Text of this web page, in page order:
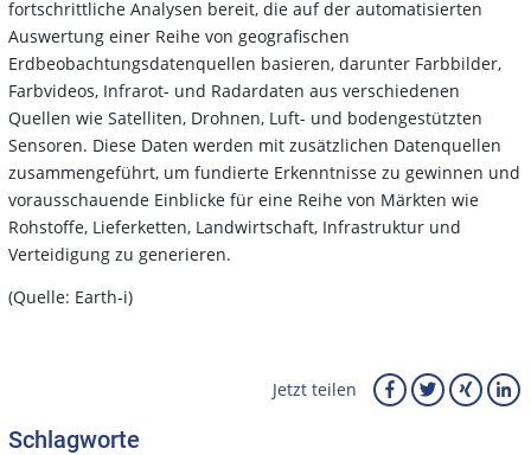
fortschrittliche Analysen bereit, die auf der automatisierten
Auswertung einer Reihe von geografischen
Erdbeobachtungsdatenquellen basieren, darunter Farbbilder,
Farbvideos, Infrarot- und Radardaten aus verschiedenen
Quellen wie Satelliten, Drohnen, Luft- und bodengestützten
Sensoren. Diese Daten werden mit zusätzlichen Datenquellen
zusammengeführt, um fundierte Erkenntnisse zu gewinnen und
vorausschauende Einblicke für eine Reihe von Märkten wie
Rohstoffe, Lieferketten, Landwirtschaft, Infrastruktur und
Verteidigung zu generieren.
(Quelle: Earth-i)
Jetzt teilen
Schlagworte